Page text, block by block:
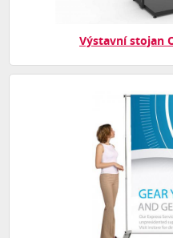
Výstavní stojan